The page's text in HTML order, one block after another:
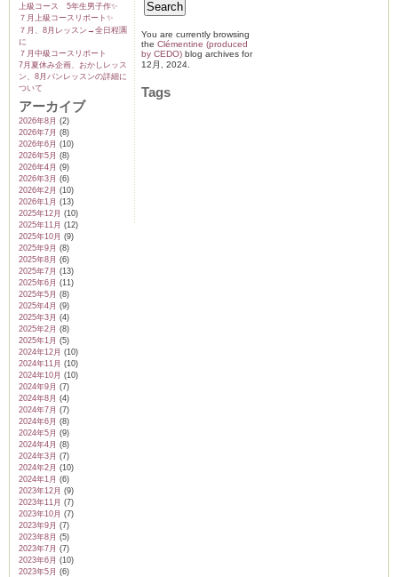
上級コース 5年生男子作✨️
７月上級コースリポート✨️
７月、8月レッスン→全日程🈵
に
７月中級コースリポート
7月夏休み企画、おかしレッス
ン、8月パンレッスンの詳細に
ついて
アーカイブ
2026年8月 (2)
2026年7月 (8)
2026年6月 (10)
2026年5月 (8)
2026年4月 (9)
2026年3月 (6)
2026年2月 (10)
2026年1月 (13)
2025年12月 (10)
2025年11月 (12)
2025年10月 (9)
2025年9月 (8)
2025年8月 (6)
2025年7月 (13)
2025年6月 (11)
2025年5月 (8)
2025年4月 (9)
2025年3月 (4)
2025年2月 (8)
2025年1月 (5)
2024年12月 (10)
2024年11月 (10)
2024年10月 (10)
2024年9月 (7)
2024年8月 (4)
2024年7月 (7)
2024年6月 (8)
2024年5月 (9)
2024年4月 (8)
2024年3月 (7)
2024年2月 (10)
2024年1月 (6)
2023年12月 (9)
2023年11月 (7)
2023年10月 (7)
2023年9月 (7)
2023年8月 (5)
2023年7月 (7)
2023年6月 (10)
2023年5月 (6)
You are currently browsing
the Clémentine (produced
by CEDO)blog archives for
12月, 2024.
Tags